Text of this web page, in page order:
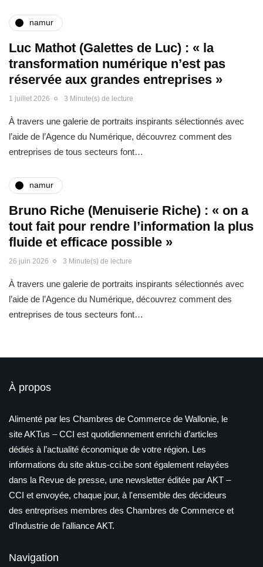
namur
Luc Mathot (Galettes de Luc) : « la
transformation numérique n’est pas
réservée aux grandes entreprises »
1 juillet 2026 3 Minute(s) de lecture
À travers une galerie de portraits inspirants sélectionnés avec
l’aide de l’Agence du Numérique, découvrez comment des
entreprises de tous secteurs font…
namur
Bruno Riche (Menuiserie Riche) : « on a
tout fait pour rendre l’information la plus
fluide et efficace possible »
26 juin 2026 3 Minute(s) de lecture
À travers une galerie de portraits inspirants sélectionnés avec
l’aide de l’Agence du Numérique, découvrez comment des
entreprises de tous secteurs font…
À propos
Alimenté par les Chambres de Commerce de Wallonie, le
site AKTus – CCI est quotidiennement enrichi d’articles
dédiés à l’actualité économique de votre région. Les
informations du site aktus-cci.be sont également relayées
dans la Revue de presse, une newsletter éditée par AKT –
CCI et envoyée, chaque jour, à l'ensemble des décideurs
des entreprises membres des Chambres de Commerce et
d'Industrie de l'alliance AKT.
Navigation